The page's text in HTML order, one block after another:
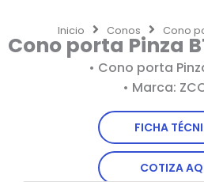
Inicio Conos Cono
Cono porta Pinza
• Cono porta
• Marca:
FICHA
COTIZA